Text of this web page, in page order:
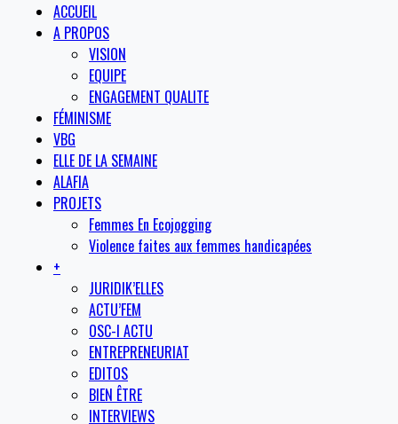
ACCUEIL
A PROPOS
VISION
EQUIPE
ENGAGEMENT QUALITE
FÉMINISME
VBG
ELLE DE LA SEMAINE
ALAFIA
PROJETS
Femmes En Ecojogging
Violence faites aux femmes handicapées
+
JURIDIK’ELLES
ACTU’FEM
OSC-I ACTU
ENTREPRENEURIAT
EDITOS
BIEN ÊTRE
INTERVIEWS